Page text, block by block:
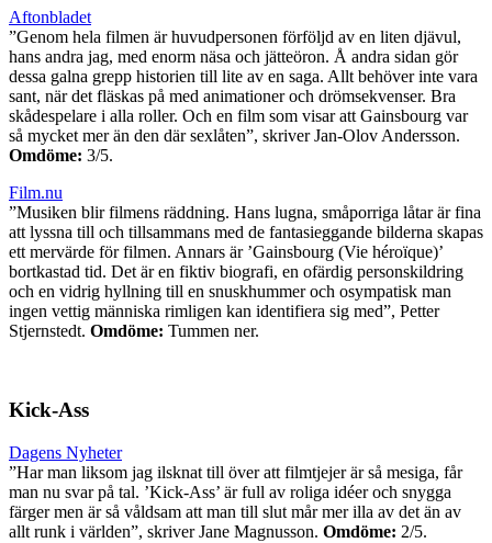
Aftonbladet
”Genom hela filmen är huvudpersonen förföljd av en liten djävul,
hans andra jag, med enorm näsa och jätteöron. Å andra sidan gör
dessa galna grepp historien till lite av en saga. Allt behöver inte vara
sant, när det fläskas på med animationer och drömsekvenser. Bra
skådespelare i alla roller. Och en film som visar att Gainsbourg var
så mycket mer än den där sexlåten”, skriver Jan-Olov Andersson.
Omdöme: 3/5.
Film.nu
”Musiken blir filmens räddning. Hans lugna, småporriga låtar är fina
att lyssna till och tillsammans med de fantasieggande bilderna skapas
ett mervärde för filmen. Annars är ’Gainsbourg (Vie héroïque)’
bortkastad tid. Det är en fiktiv biografi, en ofärdig personskildring
och en vidrig hyllning till en snuskhummer och osympatisk man
ingen vettig människa rimligen kan identifiera sig med”, Petter
Stjernstedt. Omdöme: Tummen ner.
Kick-Ass
Dagens Nyheter
”Har man liksom jag ilsknat till över att filmtjejer är så mesiga, får
man nu svar på tal. ’Kick-Ass’ är full av roliga idéer och snygga
färger men är så våldsam att man till slut mår mer illa av det än av
allt runk i världen”, skriver Jane Magnusson. Omdöme: 2/5.